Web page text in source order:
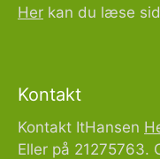
Her kan du læse
Kontakt
Kontakt ItHansen
Eller på 21275763.